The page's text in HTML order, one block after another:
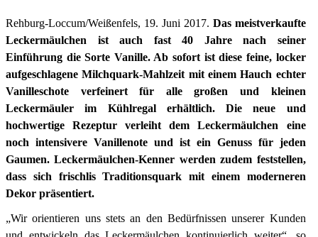
Rehburg-Loccum/Weißenfels, 19. Juni 2017. Das meistverkaufte
Leckermäulchen ist auch fast 40 Jahre nach seiner
Einführung die Sorte Vanille. Ab sofort ist diese feine, locker
aufgeschlagene Milchquark-Mahlzeit mit einem Hauch echter
Vanilleschote verfeinert für alle großen und kleinen
Leckermäuler im Kühlregal erhältlich. Die neue und
hochwertige Rezeptur verleiht dem Leckermäulchen eine
noch intensivere Vanillenote und ist ein Genuss für jeden
Gaumen. Leckermäulchen-Kenner werden zudem feststellen,
dass sich frischlis Traditionsquark mit einem moderneren
Dekor präsentiert.
„Wir orientieren uns stets an den Bedürfnissen unserer Kunden